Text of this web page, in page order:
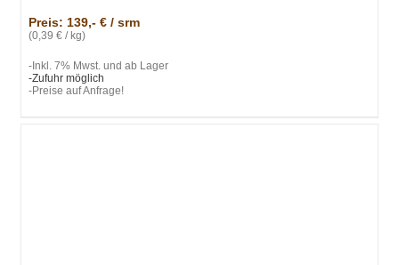
Preis: 139,- € / srm
(0,39 € / kg)
-Inkl. 7% Mwst. und ab Lager
-Zufuhr möglich
-Preise auf Anfrage!